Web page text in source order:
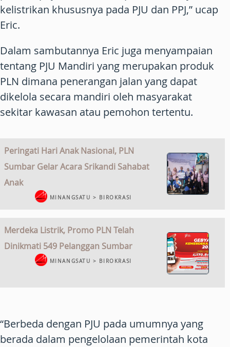
kelistrikan khususnya pada PJU dan PPJ,” ucap
Eric.
Dalam sambutannya Eric juga menyampaian
tentang PJU Mandiri yang merupakan produk
PLN dimana penerangan jalan yang dapat
dikelola secara mandiri oleh masyarakat
sekitar kawasan atau pemohon tertentu.
Peringati Hari Anak Nasional, PLN
Sumbar Gelar Acara Srikandi Sahabat
Anak
MINANGSATU > BIROKRASI
Merdeka Listrik, Promo PLN Telah
Dinikmati 549 Pelanggan Sumbar
MINANGSATU > BIROKRASI
“Berbeda dengan PJU pada umumnya yang
berada dalam pengelolaan pemerintah kota